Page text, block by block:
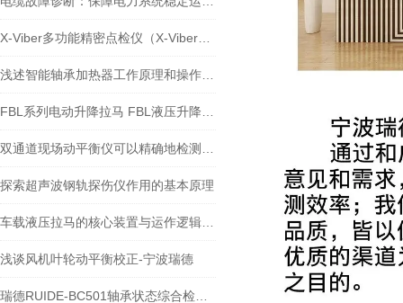
探索超声波钢轨探伤仪作用的基本原理
浅谈风机叶轮动平衡校正-宁波瑞德